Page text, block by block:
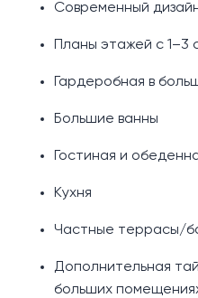
Современный
Планы этажей с 1–3
Гардеробная в
Большие ванны
Гостиная и
Кухня
Частные террасы/
Дополнительная
больших